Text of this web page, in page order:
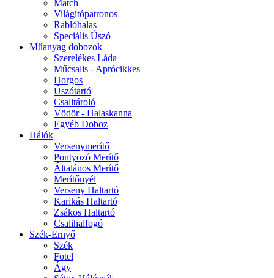
Match
Világítópatronos
Rablóhalas
Speciális Úszó
Műanyag dobozok
Szerelékes Láda
Műcsalis - Aprócikkes
Horgos
Úszótartó
Csalitároló
Vödör - Halaskanna
Egyéb Doboz
Hálók
Versenymerítő
Pontyozó Merítő
Általános Merítő
Merítőnyél
Verseny Haltartó
Karikás Haltartó
Zsákos Haltartó
Csalihalfogó
Szék-Ernyő
Szék
Fotel
Ágy